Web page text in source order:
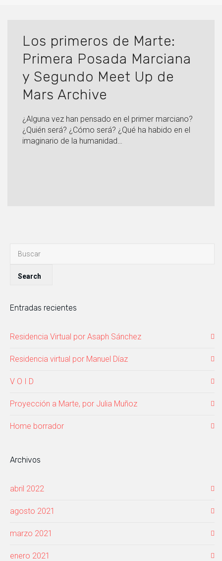
Los primeros de Marte:
Primera Posada Marciana
y Segundo Meet Up de
Mars Archive
¿Alguna vez han pensado en el primer marciano?
¿Quién será? ¿Cómo será? ¿Qué ha habido en el
imaginario de la humanidad…
Entradas recientes
Residencia Virtual por Asaph Sánchez
Residencia virtual por Manuel Díaz
V O I D
Proyección a Marte, por Julia Muñoz
Home borrador
Archivos
abril 2022
agosto 2021
marzo 2021
enero 2021